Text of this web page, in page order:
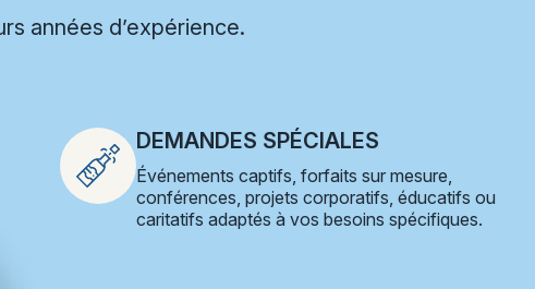
années d’expérience.
DEMANDES SPÉCIALES
Événements captifs, forfaits sur mesure,
conférences, projets corporatifs, éducatifs ou
caritatifs adaptés à vos besoins spécifiques.